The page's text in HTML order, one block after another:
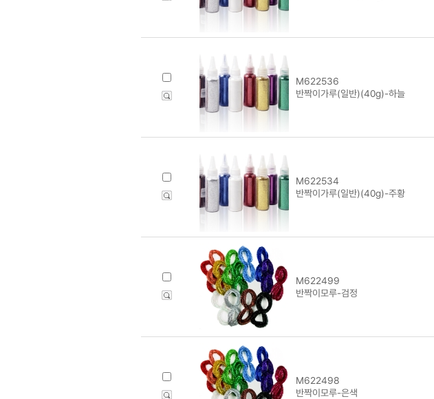
M622536
반짝이가루(일반)(40g)-하늘
M622534
반짝이가루(일반)(40g)-주황
M622499
반짝이모루-검정
M622498
반짝이모루-은색